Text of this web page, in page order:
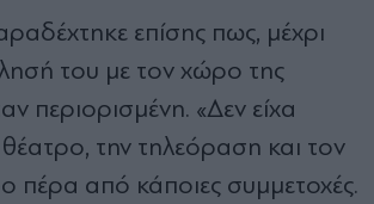
επίσης πως, μέχρι
του με τον χώρο της
περιορισμένη. «Δεν είχα
την τηλεόραση και τον
πέρα από κάποιες συμμετοχές.